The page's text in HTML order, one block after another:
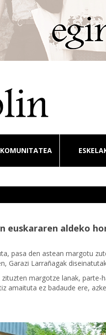
KOMUNITATEA
euskararen aldeko
pasa den astean margotu
Garazi Larrañagak
margotze lanak,
amaituta ez badaude ere,